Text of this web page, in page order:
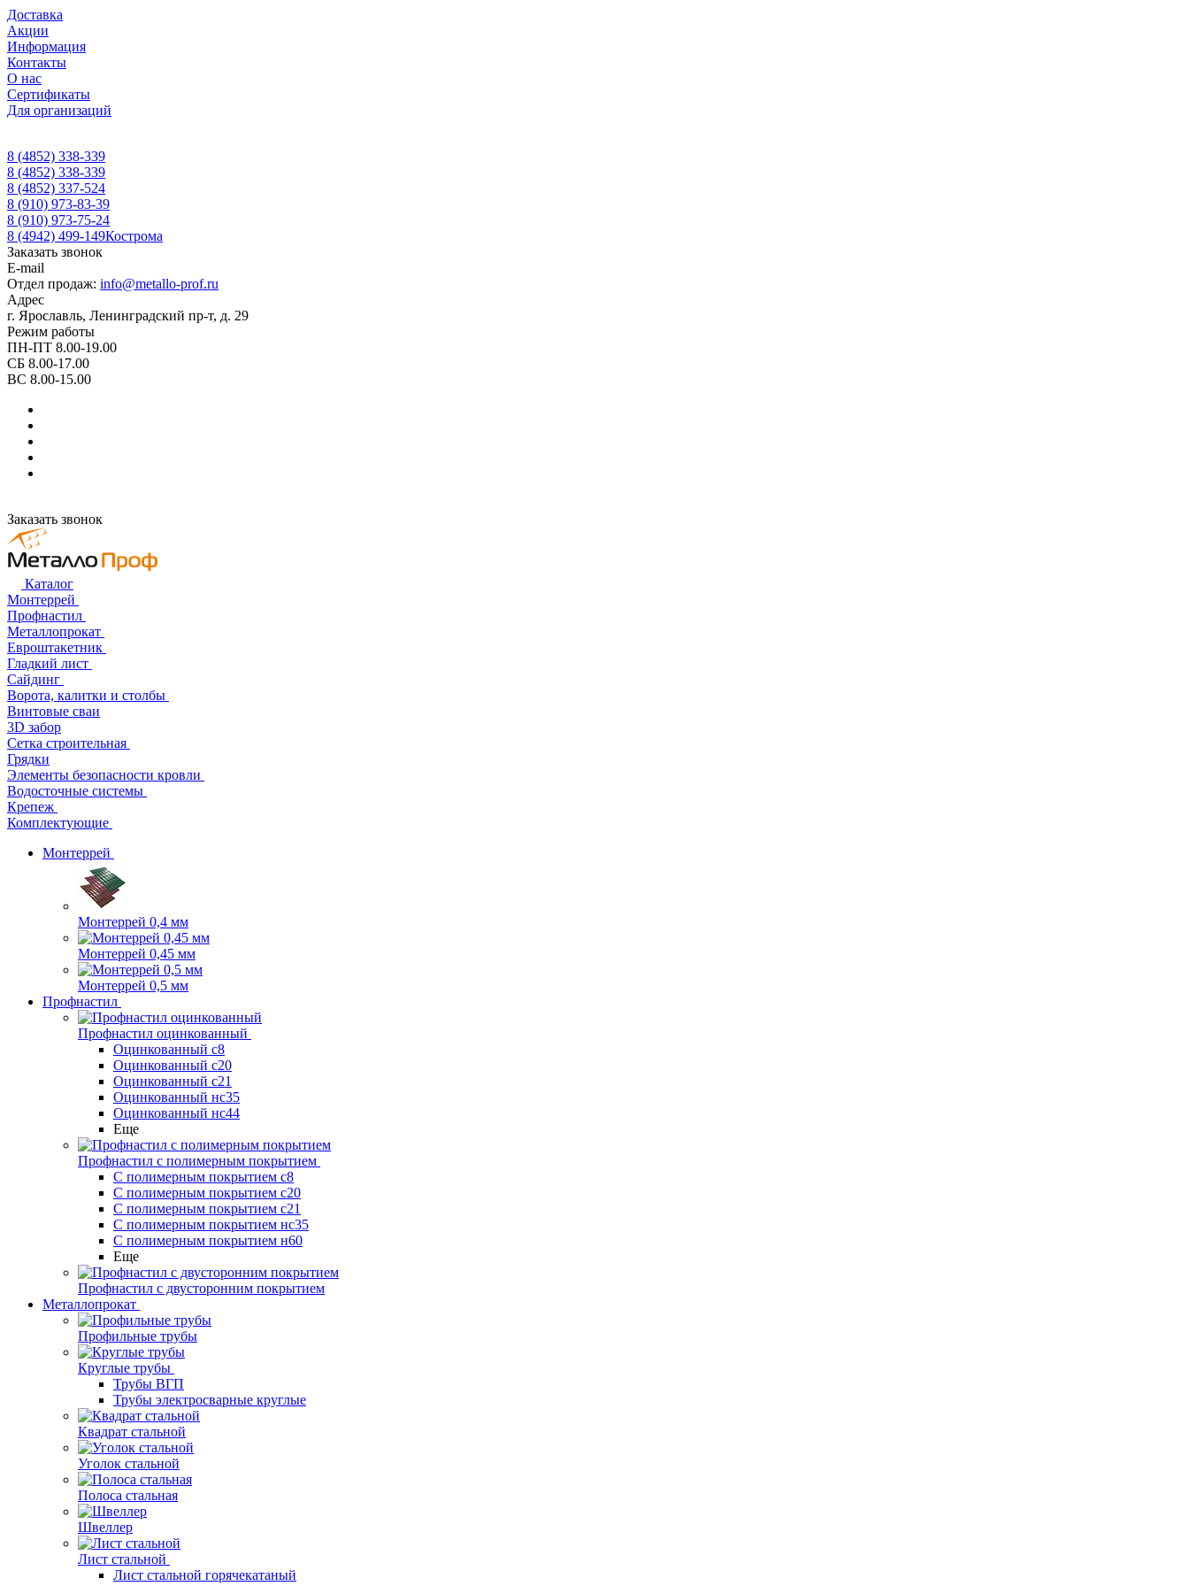
Доставка
Акции
Информация
Контакты
О нас
Сертификаты
Для организаций
8 (4852) 338-339
8 (4852) 338-339
8 (4852) 337-524
8 (910) 973-83-39
8 (910) 973-75-24
8 (4942) 499-149Кострома
Заказать звонок
E-mail
Отдел продаж: info@metallo-prof.ru
Адрес
г. Ярославль, Ленинградский пр-т, д. 29
Режим работы
ПН-ПТ 8.00-19.00
СБ 8.00-17.00
ВС 8.00-15.00
Заказать звонок
Каталог
Монтеррей
Профнастил
Металлопрокат
Евроштакетник
Гладкий лист
Сайдинг
Ворота, калитки и столбы
Винтовые сваи
3D забор
Сетка строительная
Грядки
Элементы безопасности кровли
Водосточные системы
Крепеж
Комплектующие
Монтеррей
Монтеррей 0,4 мм
Монтеррей 0,45 мм
Монтеррей 0,5 мм
Профнастил
Профнастил оцинкованный
Оцинкованный с8
Оцинкованный с20
Оцинкованный с21
Оцинкованный нс35
Оцинкованный нс44
Еще
Профнастил с полимерным покрытием
С полимерным покрытием с8
С полимерным покрытием с20
С полимерным покрытием с21
С полимерным покрытием нс35
С полимерным покрытием н60
Еще
Профнастил с двусторонним покрытием
Металлопрокат
Профильные трубы
Круглые трубы
Трубы ВГП
Трубы электросварные круглые
Квадрат стальной
Уголок стальной
Полоса стальная
Швеллер
Лист стальной
Лист стальной горячекатаный